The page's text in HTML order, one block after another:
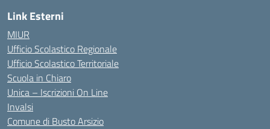
Link Esterni
MIUR
Ufficio Scolastico Regionale
Ufficio Scolastico Territoriale
Scuola in Chiaro
Unica – Iscrizioni On Line
Invalsi
Comune di Busto Arsizio